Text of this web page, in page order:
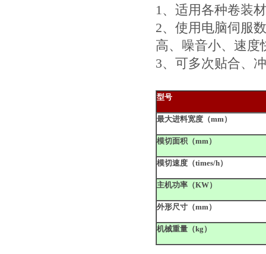
1、适用各种卷装
2、使用电脑伺服
高、噪音小、速
3、可多次贴合、
型号
最大进料宽度（mm）
模切面积（mm）
模切速度（times/h）
主机功率（KW）
外形尺寸（mm）
机械重量（kg ）